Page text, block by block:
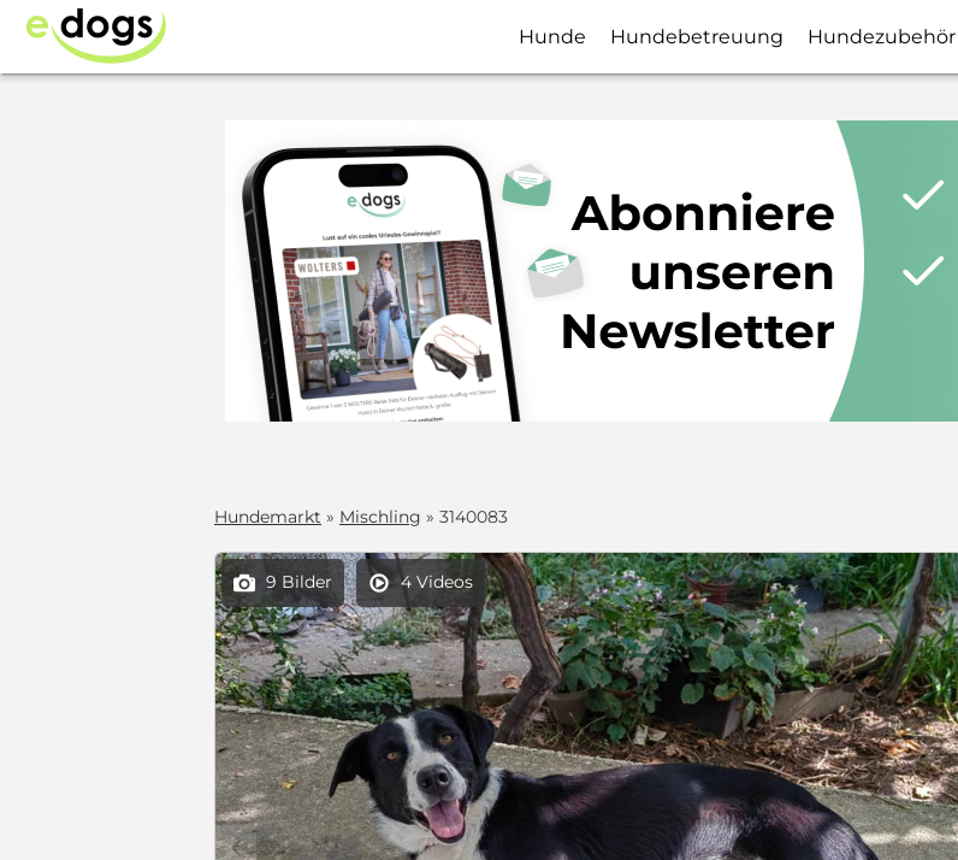
Hunde Hundebetreuung Hundezubehör
Hundemarkt » Mischling » 3140083
 9 Bilder  4 Videos
c